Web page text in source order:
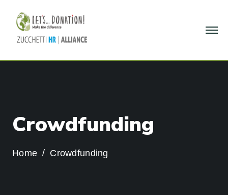
Crowdfunding
Home Crowdfunding